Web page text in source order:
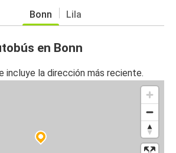
Bonn Lila
en Bonn
incluye la dirección más reciente.